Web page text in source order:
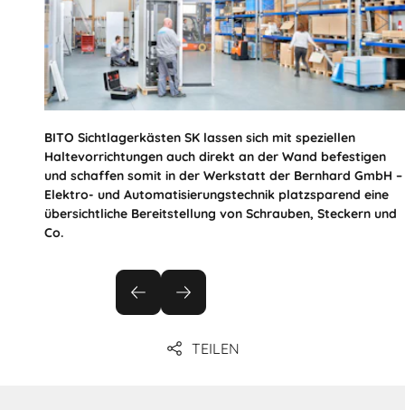
BITO Sichtlagerkästen SK lassen sich mit speziellen
Haltevorrichtungen auch direkt an der Wand befestigen
und schaffen somit in der Werkstatt der Bernhard GmbH –
Elektro- und Automatisierungstechnik platzsparend eine
übersichtliche Bereitstellung von Schrauben, Steckern und
Co.
TEILEN